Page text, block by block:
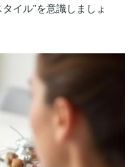
イル”を意識しましょ